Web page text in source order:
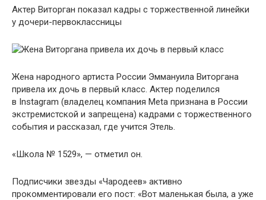
Актер Виторган показал кадры с торжественной линейки
у дочери-первоклассницы
Жена народного артиста России Эммануила Виторгана
привела их дочь в первый класс. Актер поделился
в Instagram (владелец компания Meta признана в России
экстремистской и запрещена) кадрами с торжественного
события и рассказал, где учится Этель.
«Школа № 1529», — отметил он.
Подписчики звезды «Чародеев» активно
прокомментировали его пост: «Вот маленькая была, а уже